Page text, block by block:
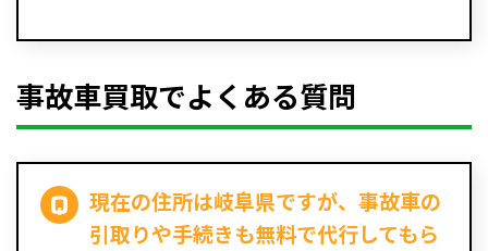
事故車買取でよくある質問
現在の住所は岐阜県ですが、事故車の
引取りや手続きも無料で代行してもら